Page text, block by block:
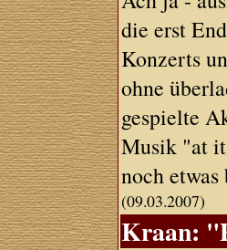
die erst
Konzerts
ohne
gespielte
Musik "at
noch
(09.03.2007)
Kraan: